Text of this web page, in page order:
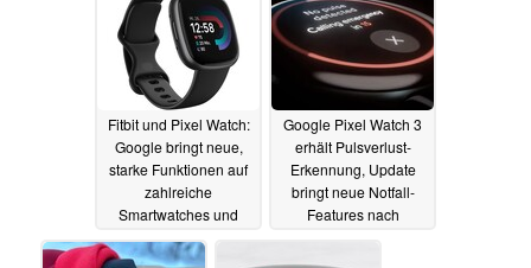
Fitbit und Pixel Watch:
Google bringt neue,
starke Funktionen auf
zahlreiche
Smartwatches und
Tracker06.12.2024
Google Pixel Watch 3
erhält Pulsverlust-
Erkennung, Update
bringt neue Notfall-
Features nach
Deutschland